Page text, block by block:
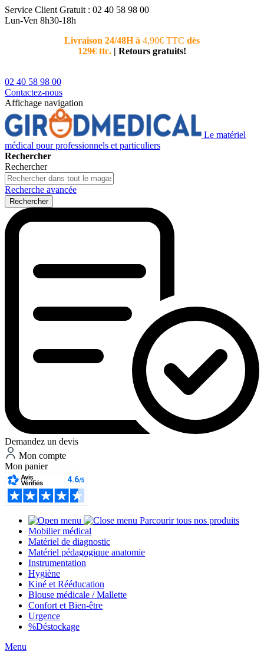
Service Client Gratuit : 02 40 58 98 00
Lun-Ven 8h30-18h
Livraison 24/48H à 4,90€ TTC dès
129€ ttc. | Retours gratuits!
02 40 58 98 00
Contactez-nous
Affichage navigation
Le matériel
médical pour professionnels et particuliers
Rechercher
Rechercher
Recherche avancée
Rechercher
Demandez un devis
Mon compte
Mon panier
Parcourir tous nos produits
Mobilier médical
Matériel de diagnostic
Matériel pédagogique anatomie
Instrumentation
Hygiène
Kiné et Rééducation
Blouse médicale / Mallette
Confort et Bien-être
Urgence
%Déstockage
Menu